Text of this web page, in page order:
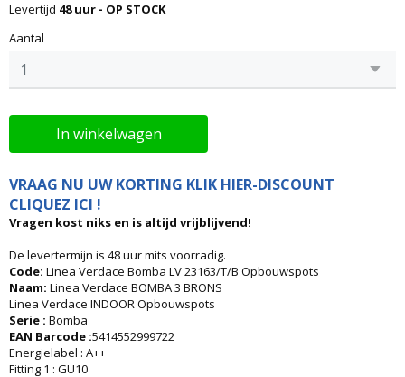
Levertijd 48 uur - OP STOCK
Aantal
In winkelwagen
VRAAG NU UW KORTING KLIK HIER-DISCOUNT
CLIQUEZ ICI !
Vragen kost niks en is altijd vrijblijvend!
De levertermijn is 48 uur mits voorradig.
Code: Linea Verdace Bomba LV 23163/T/B Opbouwspots
Naam: Linea Verdace BOMBA 3 BRONS
Linea Verdace INDOOR Opbouwspots
Serie : Bomba
EAN Barcode :5414552999722
Energielabel : A++
Fitting 1 : GU10